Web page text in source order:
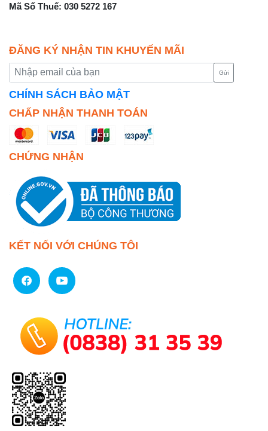
Mã Số Thuế: 030 5272 167
ĐĂNG KÝ NHẬN TIN KHUYẾN MÃI
Gửi
CHÍNH SÁCH BẢO MẬT
CHẤP NHẬN THANH TOÁN
CHỨNG NHẬN
KẾT NỐI VỚI CHÚNG TÔI